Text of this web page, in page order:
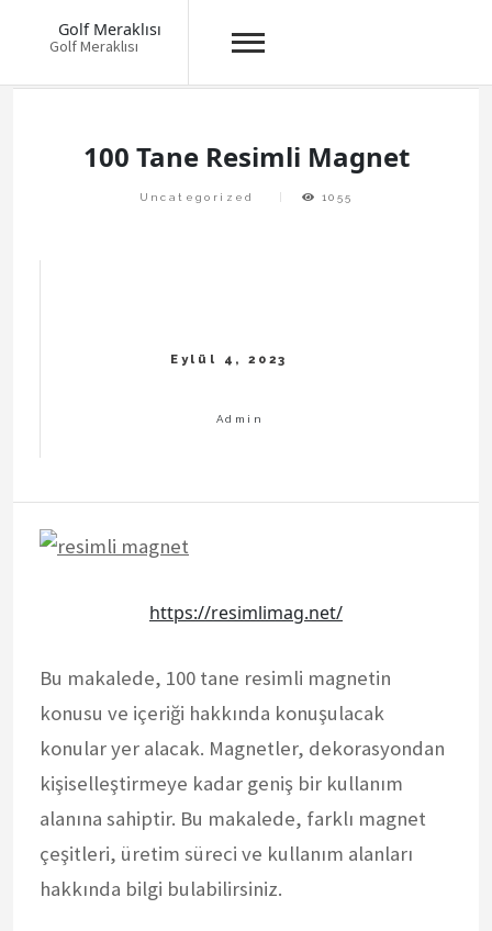
Golf Meraklısı
Golf Meraklısı
100 Tane Resimli Magnet
Uncategorized 1055
https://resimlimag.net/
Bu makalede, 100 tane resimli magnetin
konusu ve içeriği hakkında konuşulacak
konular yer alacak. Magnetler, dekorasyondan
kişiselleştirmeye kadar geniş bir kullanım
alanına sahiptir. Bu makalede, farklı magnet
çeşitleri, üretim süreci ve kullanım alanları
hakkında bilgi bulabilirsiniz.